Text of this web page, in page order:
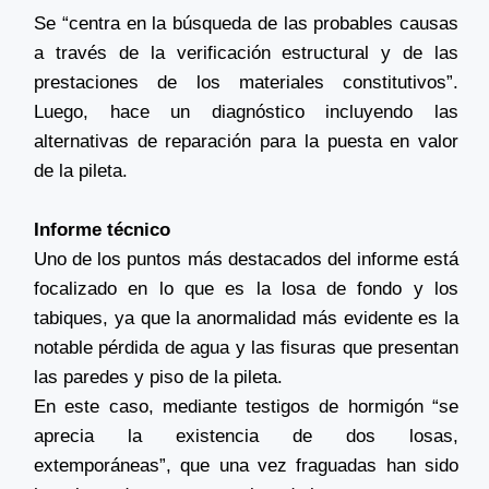
Se “centra en la búsqueda de las probables causas
a través de la verificación estructural y de las
prestaciones de los materiales constitutivos”.
Luego, hace un diagnóstico incluyendo las
alternativas de reparación para la puesta en valor
de la pileta.
Informe técnico
Uno de los puntos más destacados del informe está
focalizado en lo que es la losa de fondo y los
tabiques, ya que la anormalidad más evidente es la
notable pérdida de agua y las fisuras que presentan
las paredes y piso de la pileta.
En este caso, mediante testigos de hormigón “se
aprecia la existencia de dos losas,
extemporáneas”, que una vez fraguadas han sido